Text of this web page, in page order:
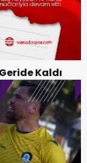
Kaldı